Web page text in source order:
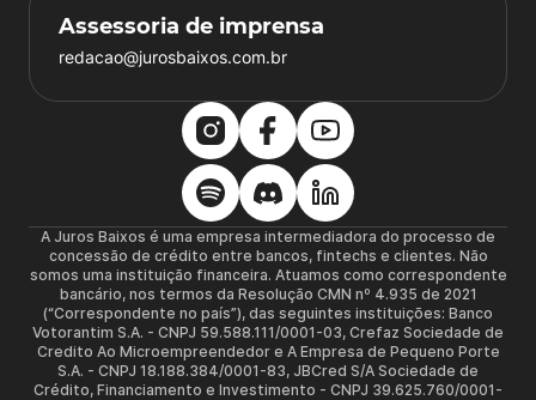
Assessoria de imprensa
redacao@jurosbaixos.com.br
A Juros Baixos é uma empresa intermediadora do processo de
concessão de crédito entre bancos, fintechs e clientes. Não
somos uma instituição financeira. Atuamos como correspondente
bancário, nos termos da Resolução CMN nº 4.935 de 2021
(“Correspondente no país”), das seguintes instituições: Banco
Votorantim S.A. - CNPJ 59.588.111/0001-03, Crefaz Sociedade de
Credito Ao Microempreendedor e A Empresa de Pequeno Porte
S.A. - CNPJ 18.188.384/0001-83, JBCred S/A Sociedade de
Crédito, Financiamento e Investimento - CNPJ 39.625.760/0001-